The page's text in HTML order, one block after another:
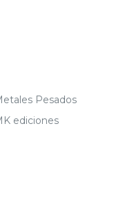
Pesados
ediciones